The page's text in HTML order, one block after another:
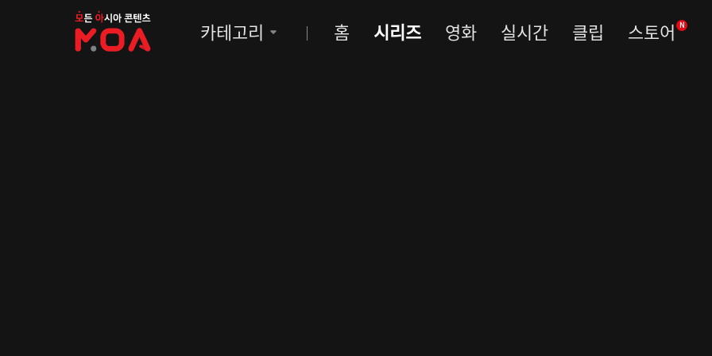
MOA
카테고리 홈 시리즈 영화 실시간 클립 스토어 N